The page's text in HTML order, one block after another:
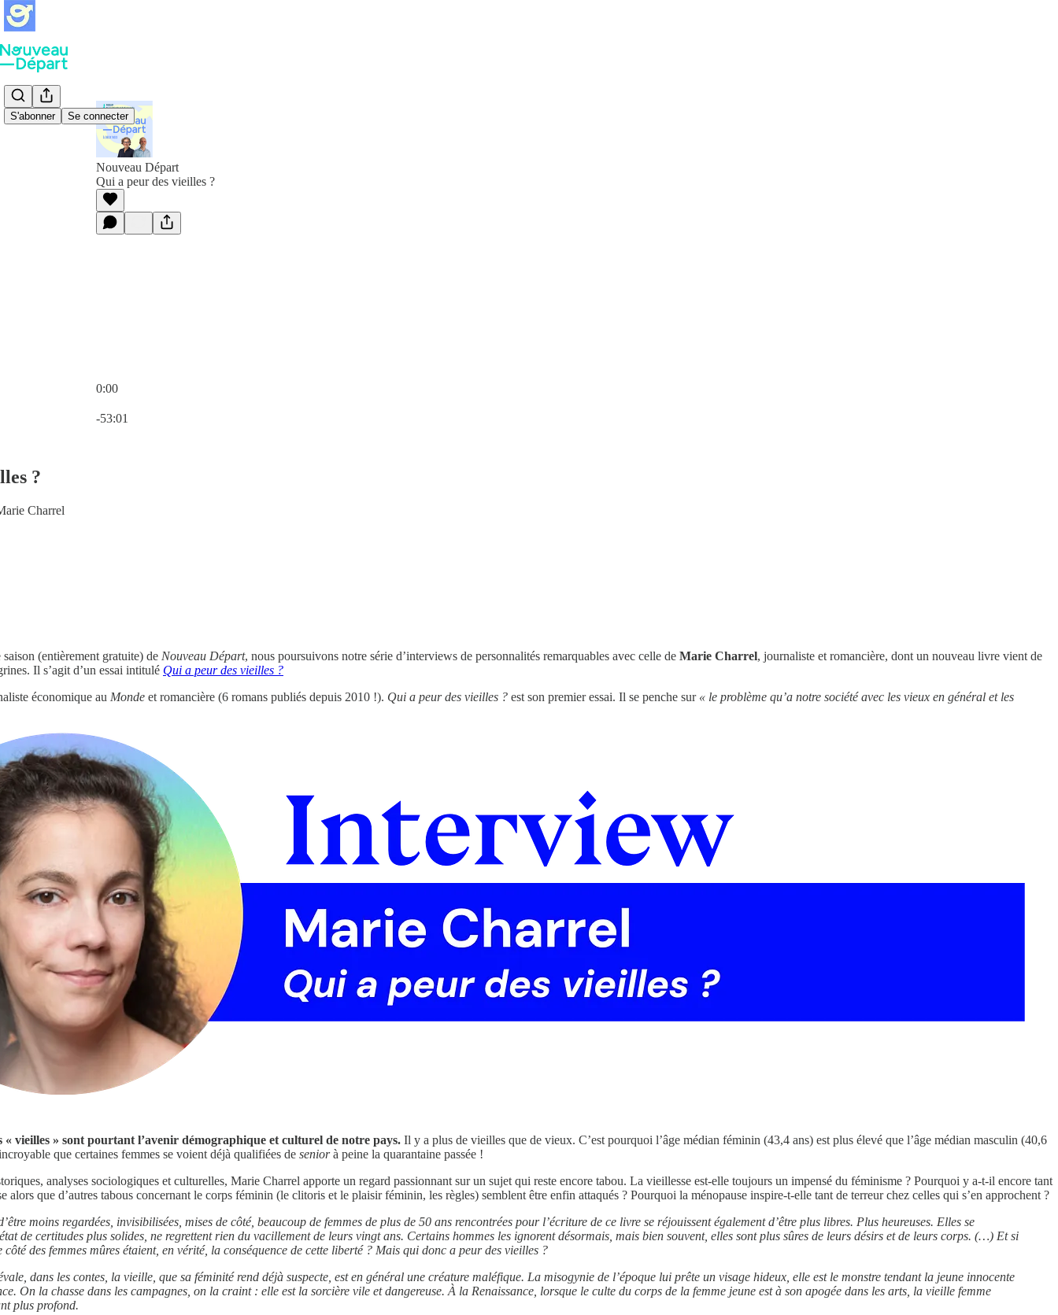
S'abonner Se connecter
Nouveau Départ
Qui a peur des vieilles ?
0:00
-53:01
?
Charrel
(entièrement gratuite) de Nouveau Départ, nous poursuivons notre série d’interviews de personnalités remarquables avec celle de Marie Charrel, journaliste et romancière, dont un nouveau livre vient de
Il s’agit d’un essai intitulé Qui a peur des vieilles ?
économique au Monde et romancière (6 romans publiés depuis 2010 !). Qui a peur des vieilles ? est son premier essai. Il se penche sur « le problème qu’a notre société avec les vieux en général et les
« vieilles » sont pourtant l’avenir démographique et culturel de notre pays. Il y a plus de vieilles que de vieux. C’est pourquoi l’âge médian féminin (43,4 ans) est plus élevé que l’âge médian masculin (40,6
que certaines femmes se voient déjà qualifiées de seniorà peine la quarantaine passée !
analyses sociologiques et culturelles, Marie Charrel apporte un regard passionnant sur un sujet qui reste encore tabou. La vieillesse est-elle toujours un impensé du féminisme ? Pourquoi y a-t-il encore tant
alors que d’autres tabous concernant le corps féminin (le clitoris et le plaisir féminin, les règles) semblent être enfin attaqués ? Pourquoi la ménopause inspire-t-elle tant de terreur chez celles qui s’en approchent ?
moins regardées, invisibilisées, mises de côté, beaucoup de femmes de plus de 50 ans rencontrées pour l’écriture de ce livre se réjouissent également d’être plus libres. Plus heureuses. Elles se
de certitudes plus solides, ne regrettent rien du vacillement de leurs vingt ans. Certains hommes les ignorent désormais, mais bien souvent, elles sont plus sûres de leurs désirs et de leurs corps. (…) Et si
des femmes mûres étaient, en vérité, la conséquence de cette liberté ? Mais qui donc a peur des vieilles ?
dans les contes, la vieille, que sa féminité rend déjà suspecte, est en général une créature maléfique. La misogynie de l’époque lui prête un visage hideux, elle est le monstre tendant la jeune innocente
On la chasse dans les campagnes, on la craint : elle est la sorcière vile et dangereuse. À la Renaissance, lorsque le culte du corps de la femme jeune est à son apogée dans les arts, la vieille femme
plus profond.